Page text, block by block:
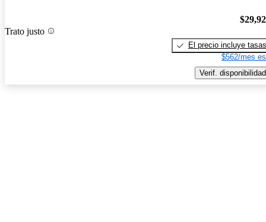
Trato justo
El precio incluye tasas
$562/mes
Verif. disponibilidad